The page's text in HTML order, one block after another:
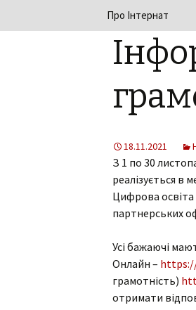
Переміститись до
Про Інтернат
Керівництво та
структура установи
Нормативні
Громадська рада
18.11.2021
З 1 по 30
реалізується в
Цифрова освіта
партнерських
Усі бажаючі
Онлайн –
грамотність)
отримати